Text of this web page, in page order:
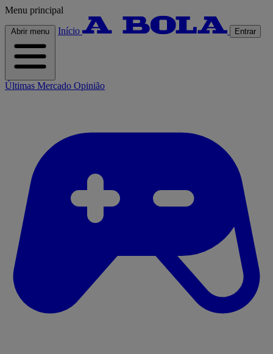
Menu principal
Abrir menu Início Entrar
Últimas Mercado Opinião